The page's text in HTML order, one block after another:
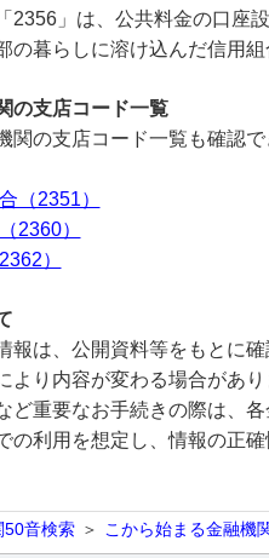
2356」は、公共料金の口座
の暮らしに溶け込んだ信用
の支店コード一覧
関の支店コード一覧も確認
（2351）
2360）
）
報は、公開資料等をもとに
より内容が変わる場合があり
ど重要なお手続きの際は、
の利用を想定し、情報の正確
50音検索 こから始まる金融機